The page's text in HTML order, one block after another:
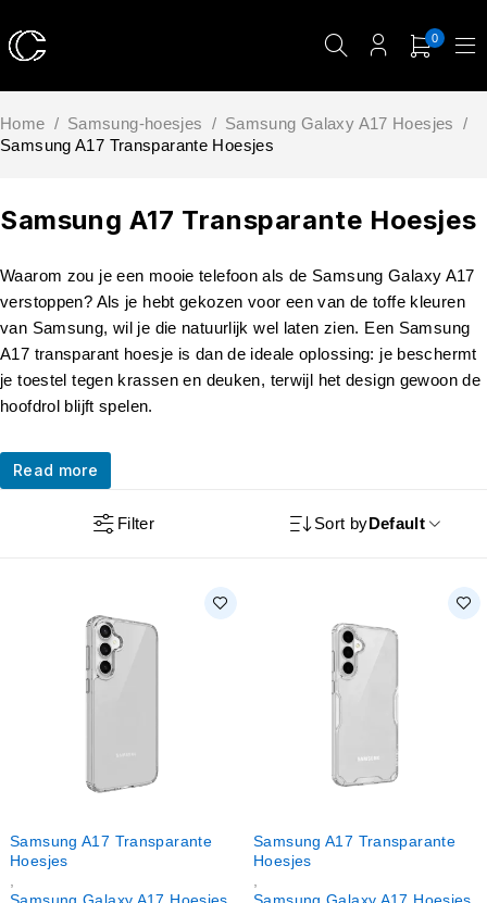
0
Samsung A17 Transparante Hoesjes
Home / Samsung-hoesjes / Samsung Galaxy A17 Hoesjes /
Samsung A17 Transparante Hoesjes
Waarom zou je een mooie telefoon als de Samsung Galaxy A17
verstoppen? Als je hebt gekozen voor een van de toffe kleuren
van Samsung, wil je die natuurlijk wel laten zien. Een Samsung
A17 transparant hoesje is dan de ideale oplossing: je beschermt
je toestel tegen krassen en deuken, terwijl het design gewoon de
hoofdrol blijft spelen.
Read more
Filter Sort byDefault
Samsung A17 Transparante
Hoesjes
Samsung A17 Transparante
Hoesjes